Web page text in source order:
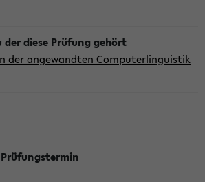
der angewandten Computerlinguistik